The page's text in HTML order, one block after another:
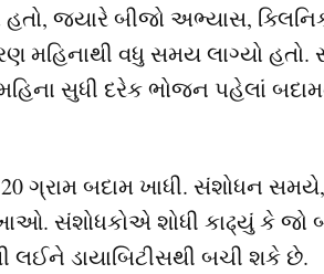
હતો, જ્યારે બીજો અભ્યાસ,
મહિનાથી વધુ સમય લાગ્યો હતો.
મહિના સુધી દરેક ભોજન પહેલાં
ગ્રામ બદામ ખાધી. સંશોધન
સંશોધકોએ શોધી કાઢ્યું કે જો
લઈને ડાયાબિટીસથી બચી શકે છે.